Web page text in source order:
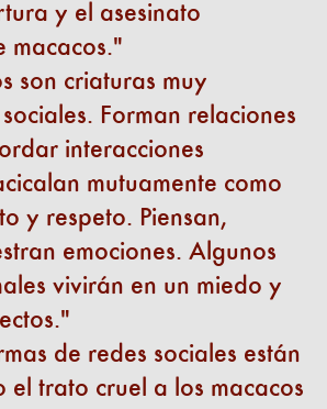
y el asesinato
macacos.
son criaturas muy
Forman relaciones
interacciones
mutuamente como
y respeto. Piensan,
emociones. Algunos
vivirán en un miedo y
de redes sociales están
el trato cruel a los macacos